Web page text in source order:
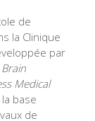
de
la Clinique
par
Medical
base
de